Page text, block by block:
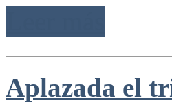
Aplazada el